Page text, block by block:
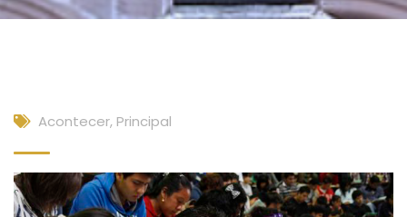
Acontecer, Principal